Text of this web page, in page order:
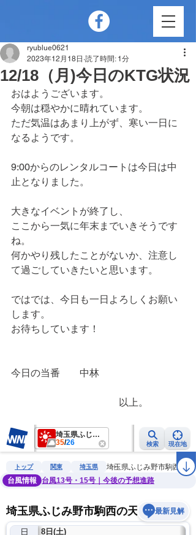
12/18（月)今日のKTG状況
ryublue0621
2023年12月18日 読了時間: 1分
おはようございます。
今朝は穏やかに晴れています。
ただ気温はあまり上がず、寒い一日に
なるようです。
9:00からのレンタルコートは今日は中
止となりました。
大きなイベントが終了し、
ここから一気に年末までいきそうです
ね。
何かやり残したことがないか、注意し
て過ごしていきたいと思います。
ではでは、今日も一日よろしくお願い
します。
お待ちしています！
今日の当番　　中林
以上。